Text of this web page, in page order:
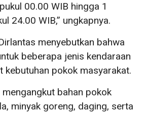
00.00 WIB hingga 1
24.00 WIB,” ungkapnya.
menyebutkan bahwa
beberapa jenis kendaraan
kebutuhan pokok masyarakat.
mengangkut bahan pokok
minyak goreng, daging, serta